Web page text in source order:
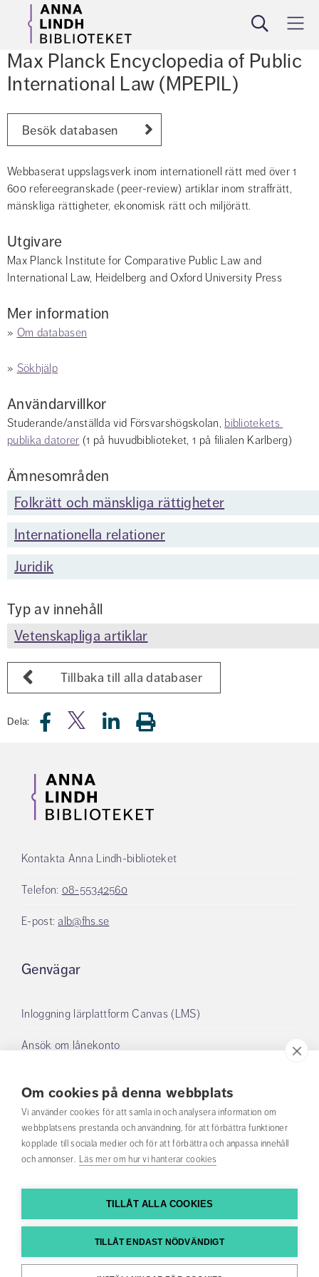
Om cookies på denna webbplats
Vi använder cookies för att samla in och analysera information om
webbplatsens prestanda och användning, för att förbättra funktioner
kopplade till sociala medier och för att förbättra och anpassa innehåll
och annonser. Läs mer om hur vi hanterar cookies
TILLÅT ALLA COOKIES
TILLÅT ENDAST NÖDVÄNDIGT
Sök Meny
Max Planck Encyclopedia of Public
International Law (MPEPIL)
Besök databasen
Webbaserat uppslagsverk inom internationell rätt med över 1
600 refereegranskade (peer-review) artiklar inom straffrätt,
mänskliga rättigheter, ekonomisk rätt och miljörätt.
Utgivare
Max Planck Institute for Comparative Public Law and
International Law, Heidelberg and Oxford University Press
Mer information
» Om databasen
» Sökhjälp
Användarvillkor
Studerande/anställda vid Försvarshögskolan, bibliotekets
publika datorer (1 på huvudbiblioteket, 1 på filialen Karlberg)
Ämnesområden
Folkrätt och mänskliga rättigheter
Internationella relationer
Juridik
Typ av innehåll
Vetenskapliga artiklar
Tillbaka till alla databaser
Dela:
Kontakta Anna Lindh-biblioteket
Telefon: 08-55342560
E-post: alb@fhs.se
Genvägar
Inloggning lärplattform Canvas (LMS)
Ansök om lånekonto
Mina lån
Om oss
Öppettider Anna Lindh-biblioteket
Tillgänglighetsredogörelse